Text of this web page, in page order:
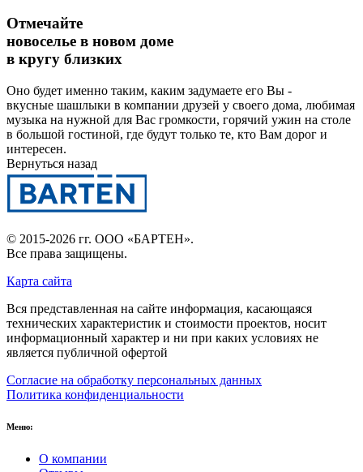
Отмечайте
новоселье в новом доме
в кругу близких
Оно будет именно таким, каким задумаете его Вы -
вкусные шашлыки в компании друзей у своего дома, любимая
музыка на нужной для Вас громкости, горячий ужин на столе
в большой гостиной, где будут только те, кто Вам дорог и
интересен.
Вернуться назад
© 2015-2026 гг. ООО «БАРТЕН».
Все права защищены.
Карта сайта
Вся представленная на сайте информация, касающаяся
технических характеристик и стоимости проектов, носит
информационный характер и ни при каких условиях не
является публичной офертой
Согласие на обработку персональных данных
Политика конфиденциальности
Меню:
О компании